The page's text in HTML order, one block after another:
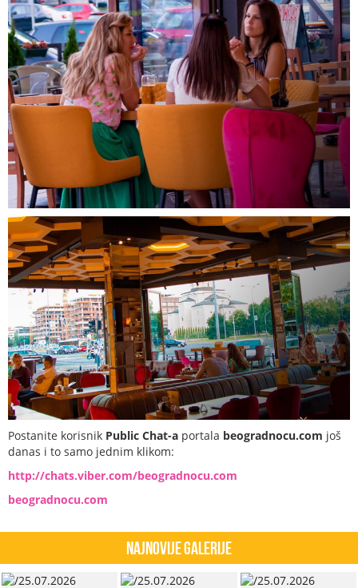
Postanite korisnik Public Chat-a portala beogradnocu.com još
danas i to samo jednim klikom:
http://chats.viber.com/beogradnocu.com
beogradnocu.com
Najnovije Galerije